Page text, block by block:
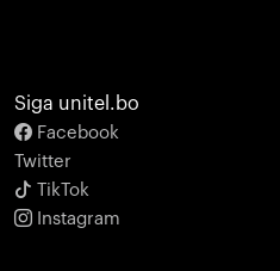
Siga unitel.bo
Facebook
Twitter
TikTok
Instagram